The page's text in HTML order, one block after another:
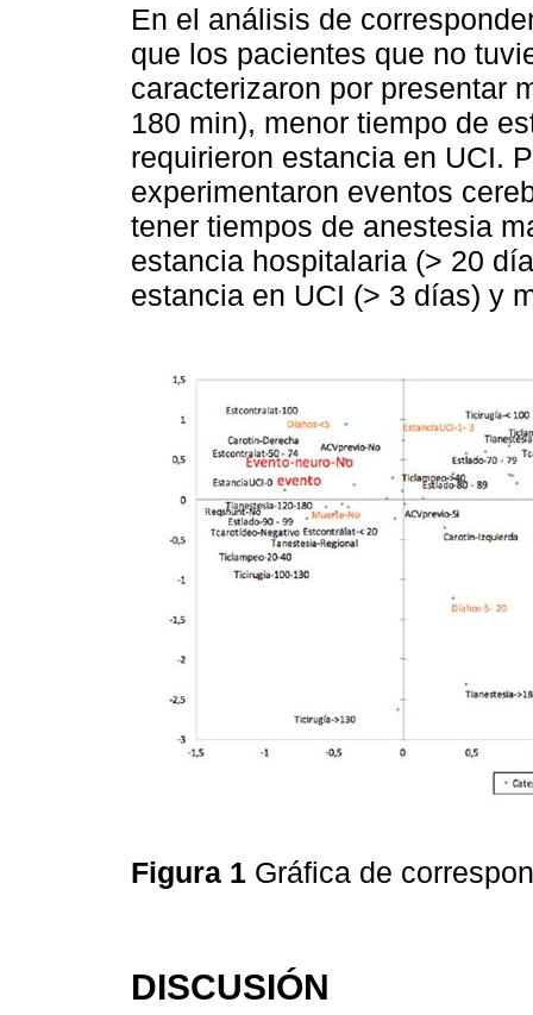
En el análisis de
que los pacientes que no
caracterizaron por presentar
180 min), menor tiempo de
requirieron estancia en UCI.
experimentaron eventos
tener tiempos de anestesia
estancia hospitalaria (> 20
estancia en UCI (> 3 días) y
Figura 1 Gráfica de
DISCUSIÓN